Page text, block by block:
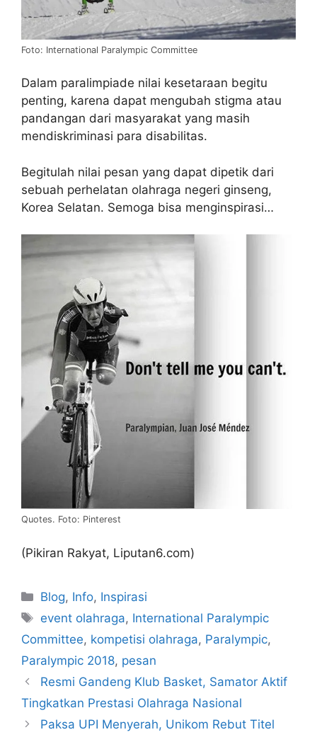
Foto: International Paralympic Committee
Dalam paralimpiade nilai kesetaraan begitu
penting, karena dapat mengubah stigma atau
pandangan dari masyarakat yang masih
mendiskriminasi para disabilitas.
Begitulah nilai pesan yang dapat dipetik dari
sebuah perhelatan olahraga negeri ginseng,
Korea Selatan. Semoga bisa menginspirasi…
Quotes. Foto: Pinterest
(Pikiran Rakyat, Liputan6.com)
Blog, Info, Inspirasi
event olahraga, International Paralympic
Committee, kompetisi olahraga, Paralympic,
Paralympic 2018, pesan
Resmi Gandeng Klub Basket, Samator Aktif
Tingkatkan Prestasi Olahraga Nasional
Paksa UPI Menyerah, Unikom Rebut Titel